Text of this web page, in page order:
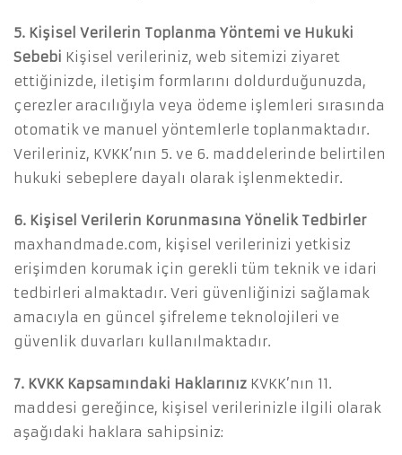
5. Kişisel Verilerin Toplanma Yöntemi ve Hukuki
Sebebi Kişisel verileriniz, web sitemizi ziyaret
ettiğinizde, iletişim formlarını doldurduğunuzda,
çerezler aracılığıyla veya ödeme işlemleri sırasında
otomatik ve manuel yöntemlerle toplanmaktadır.
Verileriniz, KVKK’nın 5. ve 6. maddelerinde belirtilen
hukuki sebeplere dayalı olarak işlenmektedir.
6. Kişisel Verilerin Korunmasına Yönelik Tedbirler
maxhandmade.com, kişisel verilerinizi yetkisiz
erişimden korumak için gerekli tüm teknik ve idari
tedbirleri almaktadır. Veri güvenliğinizi sağlamak
amacıyla en güncel şifreleme teknolojileri ve
güvenlik duvarları kullanılmaktadır.
7. KVKK Kapsamındaki Haklarınız KVKK’nın 11.
maddesi gereğince, kişisel verilerinizle ilgili olarak
aşağıdaki haklara sahipsiniz: